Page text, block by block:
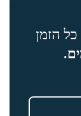
הזמן